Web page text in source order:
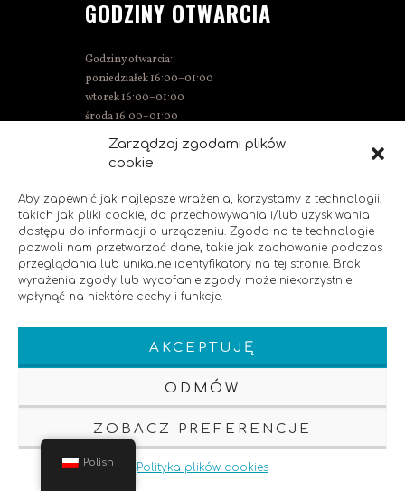
Zarządzaj zgodami plików
cookie
Aby zapewnić jak najlepsze wrażenia, korzystamy z technologii,
takich jak pliki cookie, do przechowywania i/lub uzyskiwania
dostępu do informacji o urządzeniu. Zgoda na te technologie
pozwoli nam przetwarzać dane, takie jak zachowanie podczas
przeglądania lub unikalne identyfikatory na tej stronie. Brak
wyrażenia zgody lub wycofanie zgody może niekorzystnie
wpłynąć na niektóre cechy i funkcje.
AKCEPTUJĘ
ODMÓW
ZOBACZ PREFERENCJE
Polityka plików cookies
GODZINY OTWARCIA
Godziny otwarcia:
poniedziałek 16:00–01:00
wtorek 16:00–01:00
środa 16:00–01:00
czwartek 15:00–01:00
piątek 15:00–02:00
niedziela 14:00–00:00
SOCIAL MEDIA
Klauzula Informacyjna
Pozycjonowanie strony
Polish